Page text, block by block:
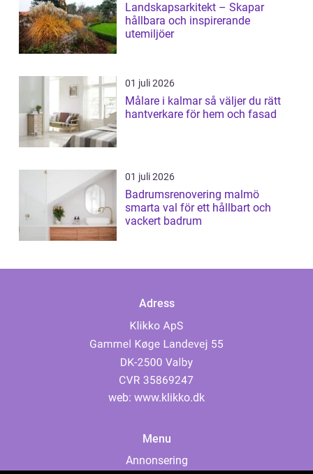
Landskapsarkitekt – Skapar
hållbara och inspirerande
utemiljöer
01 juli 2026
Målare i kalmar så väljer du rätt
hantverkare för hem och fasad
01 juli 2026
Badrumsrenovering malmö
smarta val för ett hållbart och
vackert badrum
Adress
web: www.klikko.dk
Menu
Annonsering